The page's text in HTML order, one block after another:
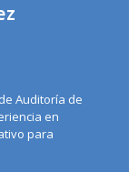
Auditoría de
en
para